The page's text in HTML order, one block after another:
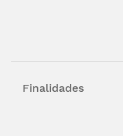
Finalidades